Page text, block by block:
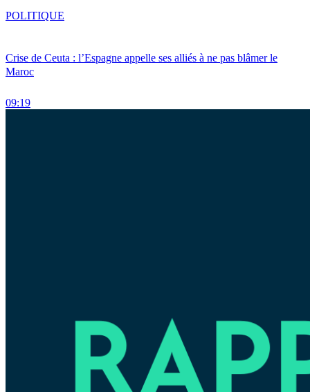
Crise de Ceuta : l’Espagne appelle ses alliés à ne pas blâmer le
Maroc
09:19
POLITIQUE